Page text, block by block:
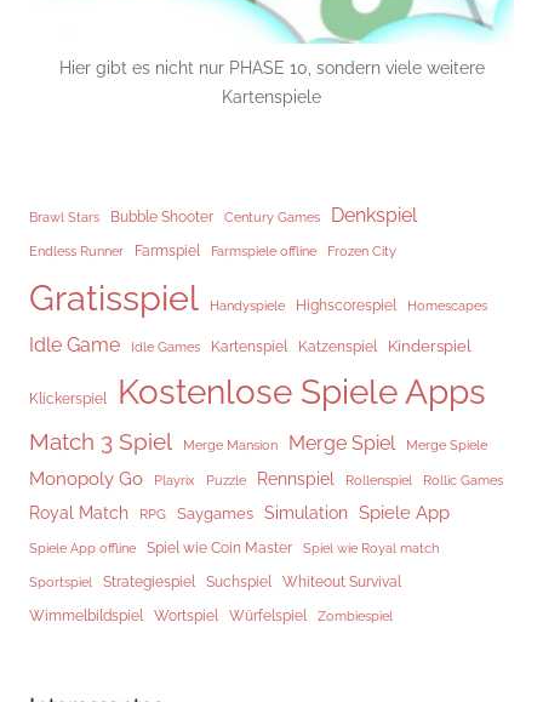
Hier gibt es nicht nur PHASE 10, sondern viele weitere
Kartenspiele
Brawl Stars Bubble Shooter Century Games Denkspiel
Endless Runner Farmspiel Farmspiele offline Frozen City
Gratisspiel Handyspiele Highscorespiel Homescapes
Idle Game Idle Games Kartenspiel Katzenspiel Kinderspiel
Klickerspiel Kostenlose Spiele Apps
Match 3 Spiel Merge Mansion Merge Spiel Merge Spiele
Monopoly Go Playrix Puzzle Rennspiel Rollenspiel Rollic Games
Royal Match RPG Saygames Simulation Spiele App
Spiele App offline Spiel wie Coin Master Spiel wie Royal match
Sportspiel Strategiespiel Suchspiel
Whiteout Survival
Wimmelbildspiel
Wortspiel Würfelspiel Zombiespiel